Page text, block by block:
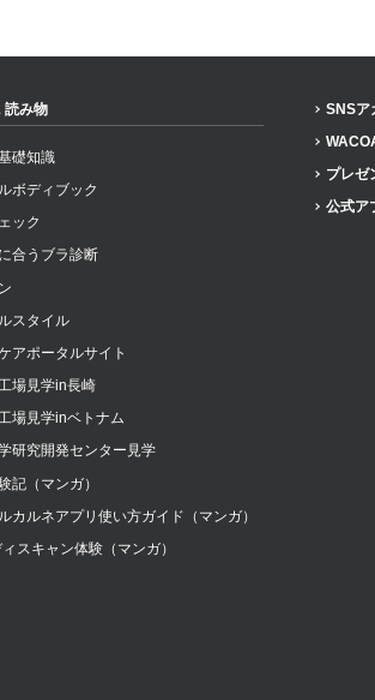
読み物
礎知識
ボディブック
ック
合うブラ診断
スタイル
アポータルサイト
場見学in長崎
場見学inベトナム
研究開発センター見学
記（マンガ）
カルネアプリ使い方ガイド（マンガ）
スキャン体験（マンガ）
SNSア
プレゼ
公式ア